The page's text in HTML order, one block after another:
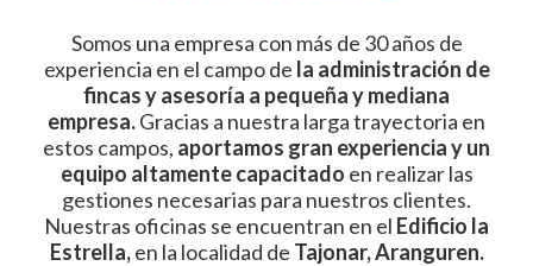
Somos una empresa con más de 30 años de
experiencia en el campo de la administración de
fincas y asesoría a pequeña y mediana
empresa.Gracias a nuestra larga trayectoria en
estos campos, aportamos gran experiencia y un
equipo altamente capacitado en realizar las
gestiones necesarias para nuestros clientes.
Nuestras oficinas se encuentran en el Edificio la
Estrella,en la localidad de Tajonar, Aranguren.